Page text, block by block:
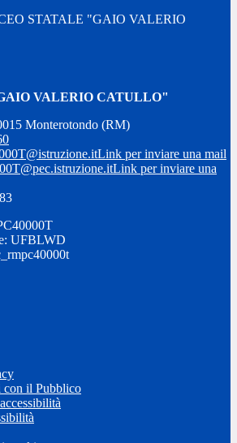
STATALE "GAIO VALERIO
VALERIO CATULLO"
Monterotondo (RM)
Link per inviare una mail
Link per inviare una
UFBLWD
il Pubblico